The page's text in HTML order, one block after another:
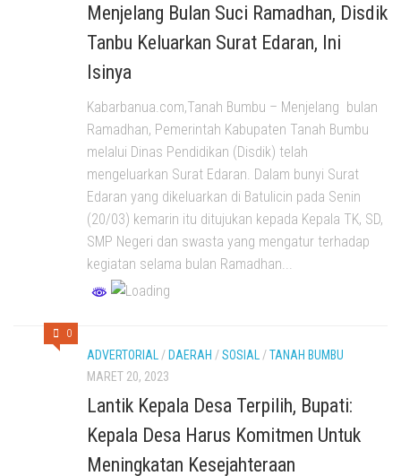
Menjelang Bulan Suci Ramadhan, Disdik
Tanbu Keluarkan Surat Edaran, Ini
Isinya
Kabarbanua.com,Tanah Bumbu – Menjelang bulan
Ramadhan, Pemerintah Kabupaten Tanah Bumbu
melalui Dinas Pendidikan (Disdik) telah
mengeluarkan Surat Edaran. Dalam bunyi Surat
Edaran yang dikeluarkan di Batulicin pada Senin
(20/03) kemarin itu ditujukan kepada Kepala TK, SD,
SMP Negeri dan swasta yang mengatur terhadap
kegiatan selama bulan Ramadhan...
0
ADVERTORIAL/ DAERAH /SOSIAL/TANAH BUMBU
MARET 20, 2023
Lantik Kepala Desa Terpilih, Bupati:
Kepala Desa Harus Komitmen Untuk
Meningkatan Kesejahteraan